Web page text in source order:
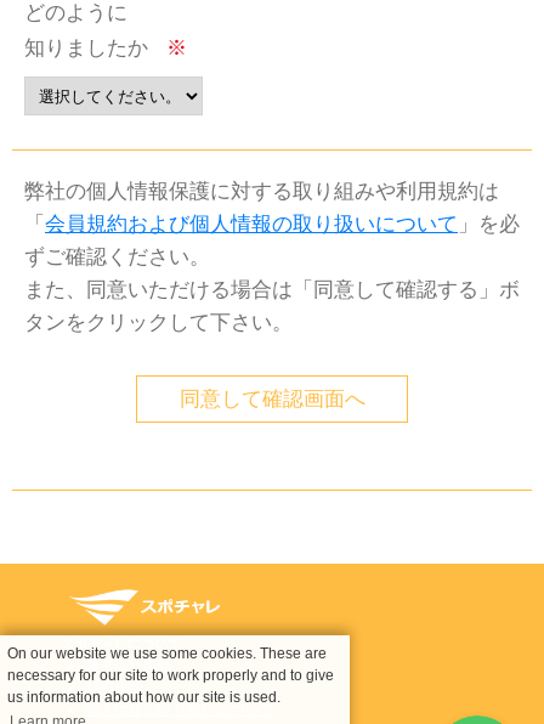
どのように
知りましたか
※
弊社の個人情報保護に対する取り組みや利用規約は
「 会員規約および個人情報の取り扱いについて 」を必
ずご確認ください。
また、同意いただける場合は「同意して確認する」ボ
タンをクリックして下さい。
On our website we use some cookies. These are
necessary for our site to work properly and to give
us information about how our site is used.